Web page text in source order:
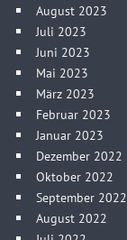
August 2023
Juli 2023
Juni 2023
Mai 2023
März 2023
Februar 2023
Januar 2023
Dezember 2022
Oktober 2022
September 2022
August 2022